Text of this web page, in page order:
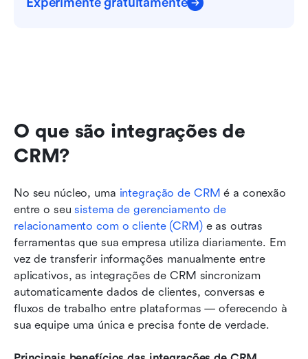
O que são integrações de
CRM?
No seu núcleo, uma integração de CRM é a conexão
entre o seu sistema de gerenciamento de
relacionamento com o cliente (CRM) e as outras
ferramentas que sua empresa utiliza diariamente. Em
vez de transferir informações manualmente entre
aplicativos, as integrações de CRM sincronizam
automaticamente dados de clientes, conversas e
fluxos de trabalho entre plataformas — oferecendo à
sua equipe uma única e precisa fonte de verdade.